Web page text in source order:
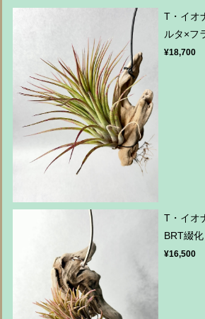
T・イオ
ルタ×フ
¥18,700
T・イオ
BRT綴化
¥16,500